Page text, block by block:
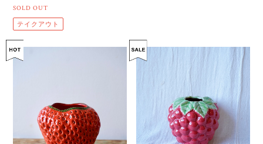
SOLD OUT
テイクアウト